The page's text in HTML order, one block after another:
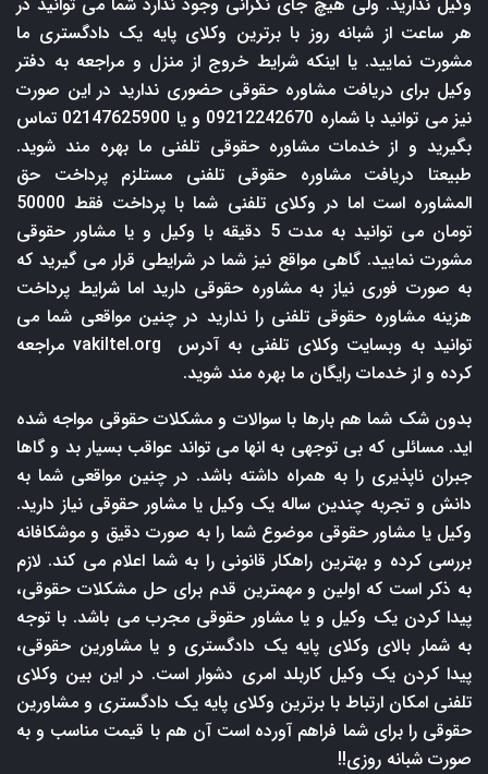
هر ساعت از شبانه روز با برترین وکلای پایه یک دادگستری ما
مشورت نمایید. یا اینکه شرایط خروج از منزل و مراجعه به دفتر
وکیل برای دریافت مشاوره حقوقی حضوری ندارید در این صورت
نیز می توانید با شماره 09212242670 و یا 02147625900 تماس
بگیرید و از خدمات مشاوره حقوقی تلفنی ما بهره مند شوید.
طبیعتا دریافت مشاوره حقوقی تلفنی مستلزم پرداخت حق
المشاوره است اما در وکلای تلفنی شما با پرداخت فقط 50000
تومان می توانید به مدت 5 دقیقه با وکیل و یا مشاور حقوقی
مشورت نمایید. گاهی مواقع نیز شما در شرایطی قرار می گیرید که
به صورت فوری نیاز به مشاوره حقوقی دارید اما شرایط پرداخت
هزینه مشاوره حقوقی تلفنی را ندارید در چنین مواقعی شما می
توانید به وبسایت وکلای تلفنی به آدرس
vakiltel.org مراجعه
کرده و از خدمات رایگان ما بهره مند شوید.
بدون شک شما هم بارها با سوالات و مشکلات حقوقی مواجه شده
اید. مسائلی که بی توجهی به انها می تواند عواقب بسیار بد و گاها
جبران ناپذیری را به همراه داشته باشد. در چنین مواقعی شما به
دانش و تجربه چندین ساله یک وکیل یا مشاور حقوقی نیاز دارید.
وکیل یا مشاور حقوقی موضوع شما را به صورت دقیق و موشکافانه
بررسی کرده و بهترین راهکار قانونی را به شما اعلام می کند. لازم
به ذکر است که اولین و مهمترین قدم برای حل مشکلات حقوقی،
پیدا کردن یک وکیل و یا مشاور حقوقی مجرب می باشد. با توجه
به شمار بالای وکلای پایه یک دادگستری و یا مشاورین حقوقی،
پیدا کردن یک وکیل کاربلد امری دشوار است. در این بین وکلای
تلفنی امکان ارتباط با برترین وکلای پایه یک دادگستری و مشاورین
حقوقی را برای شما فراهم آورده است آن هم با قیمت مناسب و به
صورت شبانه روزی!!